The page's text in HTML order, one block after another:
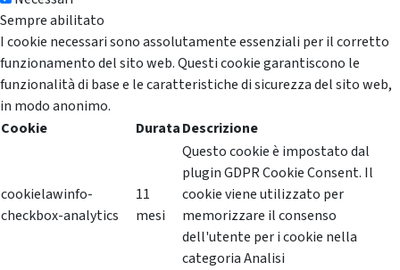
Sempre abilitato
I cookie necessari sono assolutamente essenziali per il corretto
funzionamento del sito web. Questi cookie garantiscono le
funzionalità di base e le caratteristiche di sicurezza del sito web,
in modo anonimo.
Cookie
DurataDescrizione
cookielawinfo-
checkbox-analytics
11
mesi
Questo cookie è impostato dal
plugin GDPR Cookie Consent. Il
cookie viene utilizzato per
memorizzare il consenso
dell'utente per i cookie nella
categoria Analisi